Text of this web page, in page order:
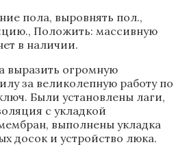
пола, выровнять пол.,
Положить: массивную
в наличии.
выразить огромную
за великолепную работу по
Были установлены лаги,
с укладкой
выполнены укладка
досок и устройство люка.